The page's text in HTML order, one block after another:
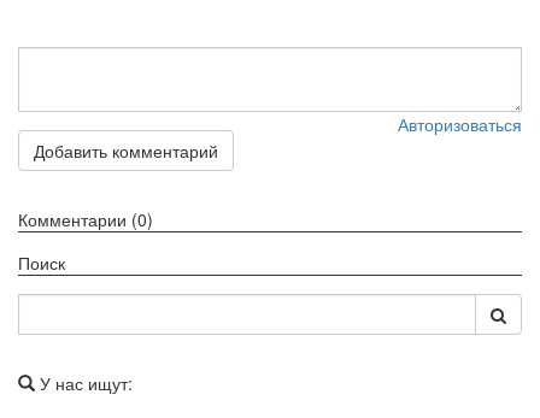
Авторизоваться
Добавить комментарий
Комментарии (0)
Поиск
У нас ищут: